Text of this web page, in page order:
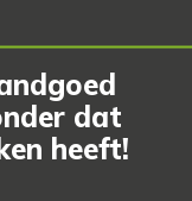
dat
heeft!